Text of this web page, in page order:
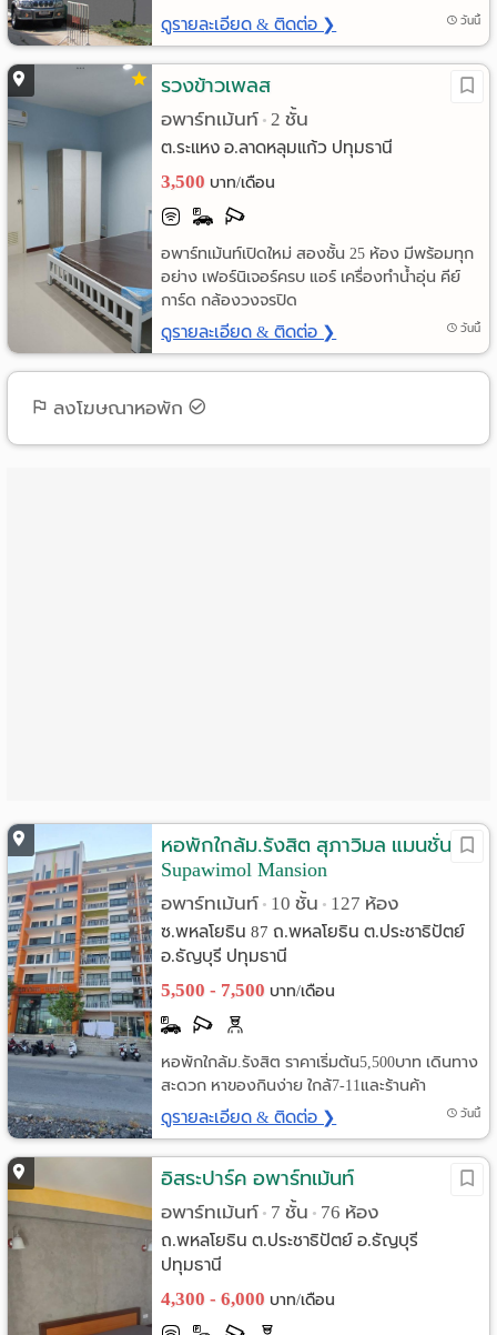
ห้อง
พัก
ราย
วัน
ลง
โฆษณา
ลง
ประกาศ
ดูรายละเอียด & ติดต่อ ❯ วันนี้
รวงข้าวเพลส
อพาร์ทเม้นท์ • 2 ชั้น
ต.ระแหง อ.ลาดหลุมแก้ว ปทุมธานี
3,500 บาท/เดือน
อพาร์ทเม้นท์เปิดใหม่ สองชั้น 25 ห้อง มีพร้อมทุก
อย่าง เฟอร์นิเจอร์ครบ แอร์ เครื่องทำน้ำอุ่น คีย์
การ์ด กล้องวงจรปิด
ดูรายละเอียด & ติดต่อ ❯ วันนี้
ลงโฆษณาหอพัก
หอพักใกล้ม.รังสิต สุภาวิมล แมนชั่น
Supawimol Mansion
อพาร์ทเม้นท์ • 10 ชั้น • 127 ห้อง
ซ.พหลโยธิน 87 ถ.พหลโยธิน ต.ประชาธิปัตย์
อ.ธัญบุรี ปทุมธานี
5,500 - 7,500 บาท/เดือน
หอพักใกล้ม.รังสิต ราคาเริ่มต้น5,500บาท เดินทาง
สะดวก หาของกินง่าย ใกล้7-11และร้านค้า
ดูรายละเอียด & ติดต่อ ❯ วันนี้
อิสระปาร์ค อพาร์ทเม้นท์
อพาร์ทเม้นท์ • 7 ชั้น • 76 ห้อง
ถ.พหลโยธิน ต.ประชาธิปัตย์ อ.ธัญบุรี
ปทุมธานี
4,300 - 6,000 บาท/เดือน